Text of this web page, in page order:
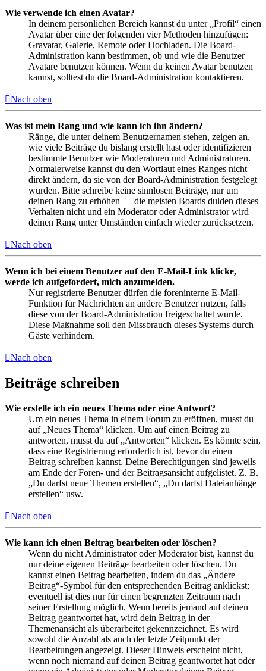
Wie verwende ich einen Avatar?
In deinem persönlichen Bereich kannst du unter „Profil“ einen
Avatar über eine der folgenden vier Methoden hinzufügen:
Gravatar, Galerie, Remote oder Hochladen. Die Board-
Administration kann bestimmen, ob und wie die Benutzer
Avatare benutzen können. Wenn du keinen Avatar benutzen
kannst, solltest du die Board-Administration kontaktieren.
Nach oben
Was ist mein Rang und wie kann ich ihn ändern?
Ränge, die unter deinem Benutzernamen stehen, zeigen an,
wie viele Beiträge du bislang erstellt hast oder identifizieren
bestimmte Benutzer wie Moderatoren und Administratoren.
Normalerweise kannst du den Wortlaut eines Ranges nicht
direkt ändern, da sie von der Board-Administration festgelegt
wurden. Bitte schreibe keine sinnlosen Beiträge, nur um
deinen Rang zu erhöhen — die meisten Boards dulden dieses
Verhalten nicht und ein Moderator oder Administrator wird
deinen Rang unter Umständen einfach wieder zurücksetzen.
Nach oben
Wenn ich bei einem Benutzer auf den E-Mail-Link klicke,
werde ich aufgefordert, mich anzumelden.
Nur registrierte Benutzer dürfen die foreninterne E-Mail-
Funktion für Nachrichten an andere Benutzer nutzen, falls
diese von der Board-Administration freigeschaltet wurde.
Diese Maßnahme soll den Missbrauch dieses Systems durch
Gäste verhindern.
Nach oben
Beiträge schreiben
Wie erstelle ich ein neues Thema oder eine Antwort?
Um ein neues Thema in einem Forum zu eröffnen, musst du
auf „Neues Thema“ klicken. Um auf einen Beitrag zu
antworten, musst du auf „Antworten“ klicken. Es könnte sein,
dass eine Registrierung erforderlich ist, bevor du einen
Beitrag schreiben kannst. Deine Berechtigungen sind jeweils
am Ende der Foren- und der Beitragsansicht aufgelistet. Z. B.
„Du darfst neue Themen erstellen“, „Du darfst Dateianhänge
erstellen“ usw.
Nach oben
Wie kann ich einen Beitrag bearbeiten oder löschen?
Wenn du nicht Administrator oder Moderator bist, kannst du
nur deine eigenen Beiträge bearbeiten oder löschen. Du
kannst einen Beitrag bearbeiten, indem du das „Ändere
Beitrag“-Symbol für den entsprechenden Beitrag anklickst;
eventuell ist dies nur für einen begrenzten Zeitraum nach
seiner Erstellung möglich. Wenn bereits jemand auf deinen
Beitrag geantwortet hat, wird dein Beitrag in der
Themenansicht als überarbeitet gekennzeichnet. Es wird
sowohl die Anzahl als auch der letzte Zeitpunkt der
Bearbeitungen angezeigt. Dieser Hinweis erscheint nicht,
wenn noch niemand auf deinen Beitrag geantwortet hat oder